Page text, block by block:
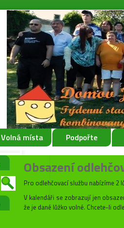
Volná místa Podpořte
Obsazení
Pro odlehčovací službu nabízíme 2
V kalendáři se zobrazují jen
že je dané lůžko volné. Chcete-li